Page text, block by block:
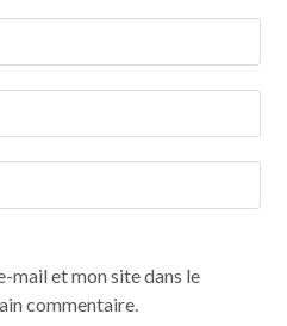
mail et mon site dans le
commentaire.